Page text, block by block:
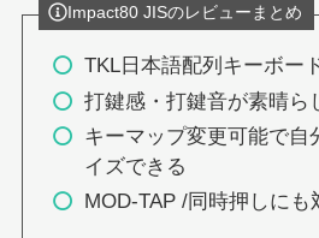
Impact80 JISのレビューまとめ
TKL日本語配列キーボー
打鍵感・打鍵音が素晴ら
キーマップ変更可能で自
イズできる
MOD-TAP /同時押しにも